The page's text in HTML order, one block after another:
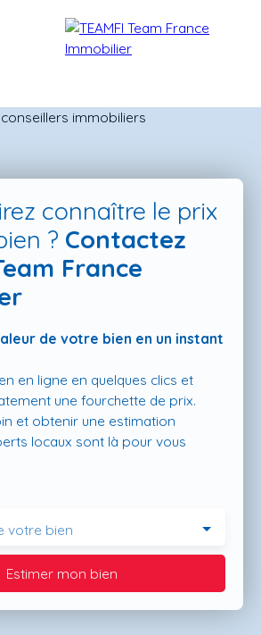
GERER VOTRE BIEN
connaître le prix
? Contactez
France
de votre bien en un instant
en ligne en quelques clics et
une fourchette de prix.
et obtenir une estimation
locaux sont là pour vous
votre bien
Estimer mon bien